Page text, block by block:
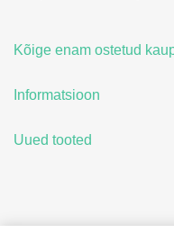
Kõige enam ostetud
Informatsioon
Uued tooted